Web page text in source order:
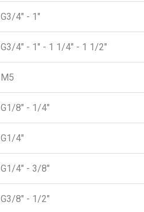
G3/4" - 1"
G3/4" - 1" - 1 1/4" - 1 1/2"
M5
G1/8" - 1/4"
G1/4"
G1/4" - 3/8"
G3/8" - 1/2"